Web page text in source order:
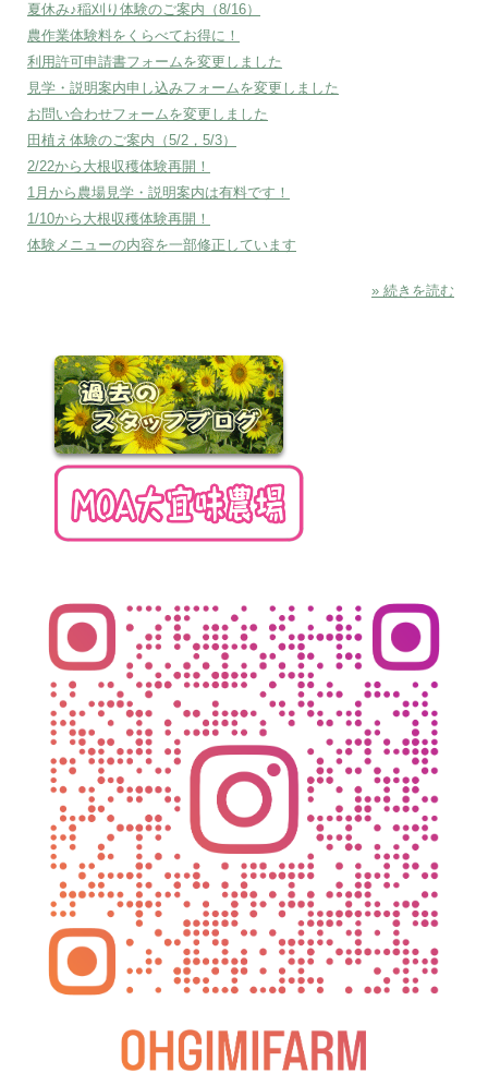
夏休み♪稲刈り体験のご案内（8/16）
農作業体験料をくらべてお得に！
利用許可申請書フォームを変更しました
見学・説明案内申し込みフォームを変更しました
お問い合わせフォームを変更しました
田植え体験のご案内（5/2，5/3）
2/22から大根収穫体験再開！
1月から農場見学・説明案内は有料です！
1/10から大根収穫体験再開！
体験メニューの内容を一部修正しています
» 続きを読む